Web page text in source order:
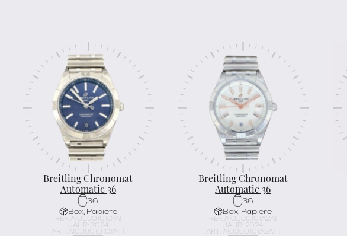
Breitling Chronomat
Automatic 36
36
Box, Papiere
REF. A10380101C1A1
JAHR: 2024
ART. A10380101C1A1_1
Breitling Chronomat
Automatic 36
36
Box, Papiere
REF. A10380101A2A1
JAHR: 2024
ART. A10380101A2A1_1